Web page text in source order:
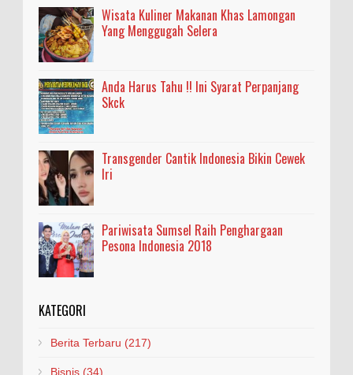
Wisata Kuliner Makanan Khas Lamongan
Yang Menggugah Selera
Anda Harus Tahu !! Ini Syarat Perpanjang
Skck
Transgender Cantik Indonesia Bikin Cewek
Iri
Pariwisata Sumsel Raih Penghargaan
Pesona Indonesia 2018
KATEGORI
Berita Terbaru (217)
Bisnis (34)